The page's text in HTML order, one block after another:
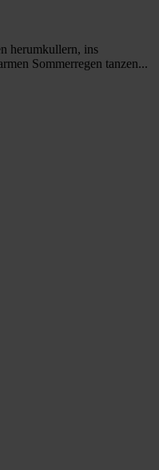
herumkullern, ins
Sommerregen tanzen...